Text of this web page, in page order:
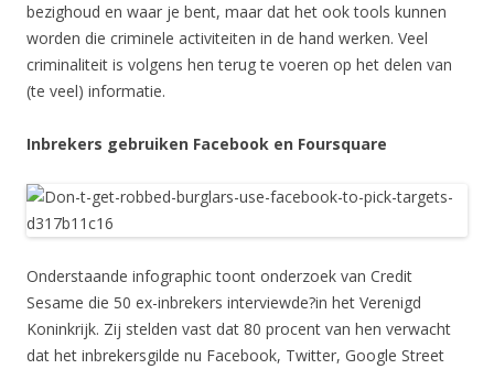
bezighoud en waar je bent, maar dat het ook tools kunnen
worden die criminele activiteiten in de hand werken. Veel
criminaliteit is volgens hen terug te voeren op het delen van
(te veel) informatie.
Inbrekers gebruiken Facebook en Foursquare
Onderstaande infographic toont onderzoek van Credit
Sesame die 50 ex-inbrekers interviewde?in het Verenigd
Koninkrijk. Zij stelden vast dat 80 procent van hen verwacht
dat het inbrekersgilde nu Facebook, Twitter, Google Street